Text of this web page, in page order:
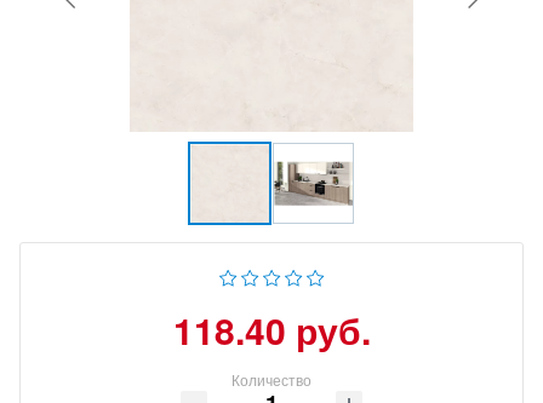
118.40 руб.
Количество